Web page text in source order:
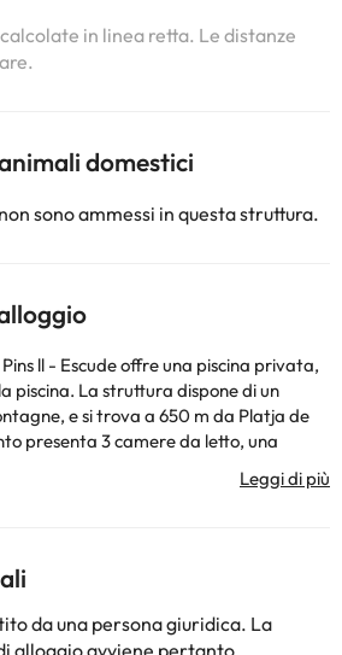
in linea retta. Le distanze
domestici
sono ammessi in questa struttura.
ll - Escude offre una piscina privata,
piscina. La struttura dispone di un
e si trova a 650 m da Platja de
una TV a schermo piatto, un'area salotto
di Cala Aigua Dolca e 800 m da
più vicino è quello di Girona-
struttura, raggiungibile anche
a pagamento.
da una persona giuridica. La
alloggio avviene pertanto